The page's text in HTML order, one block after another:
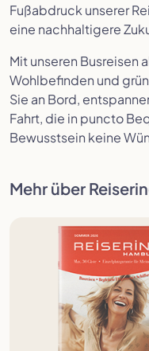
Fußabdruck unserer
eine nachhaltigere
Mit unseren Busreisen
Wohlbefinden und
Sie an Bord,
Fahrt, die in puncto
Bewusstsein keine
Mehr über